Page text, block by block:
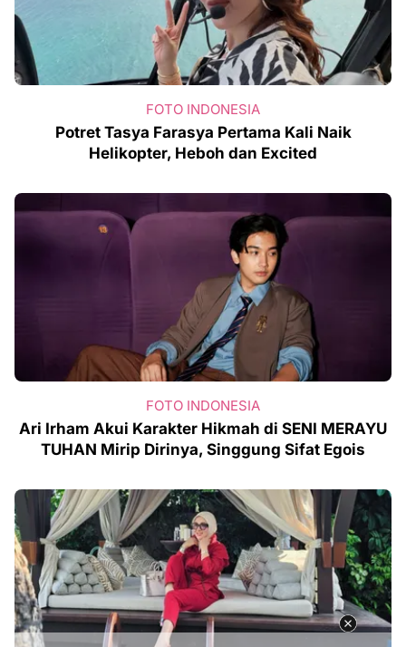
FOTO INDONESIA
Potret Tasya Farasya Pertama Kali Naik
Helikopter, Heboh dan Excited
FOTO INDONESIA
Ari Irham Akui Karakter Hikmah di SENI MERAYU
TUHAN Mirip Dirinya, Singgung Sifat Egois